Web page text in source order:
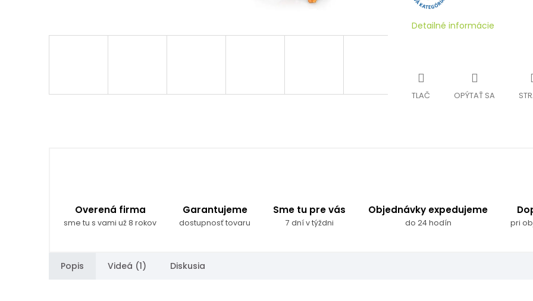
Detailné informácie
TLAČ OPÝTAŤ SA
Overená firma
sme tu s vami už 8 rokov
Garantujeme
dostupnosť tovaru
Sme tu pre vás
7 dní v týždni
Objednávky expedujeme
do 24 hodín pri
Popis Videá (1) Diskusia